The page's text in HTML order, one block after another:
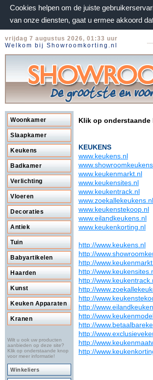
Cookies helpen om de juiste
van onze diensten, gaat u ermee akkoord
vrijdag 7 augustus 2026, 01:33 uur
Welkom bij Showroomkorting.nl
Woonkamer
Slaapkamer
Keukens
Badkamer
Verlichting
Vloeren
Decoraties
Antiek
Tuin
Babyartikelen
Haarden
Kunst
Keuken Apparaten
Kranen
Wilt u ook uw producten
aanbieden op deze site?
Klik op onderstaande knop
voor meer informatie!
Winkeliers
Klik op
KEUKENS
www.keukens.nl
www.keukenmarkt.nl
www.keukensites.nl
www.keukentrack.nl
www.zoekallekeukens.nl
www.keukenstekoop.nl
www.eilandkeukens.nl
www.keukenkorting.nl
http://www.keukens.nl
http://
http://
http://
http://
http://
http://
http://
http://
http://
http://
http://
http://